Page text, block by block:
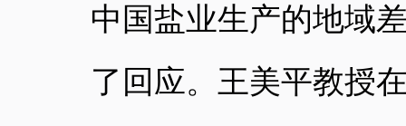
中国盐业生产的地域
了回应。王美平教授